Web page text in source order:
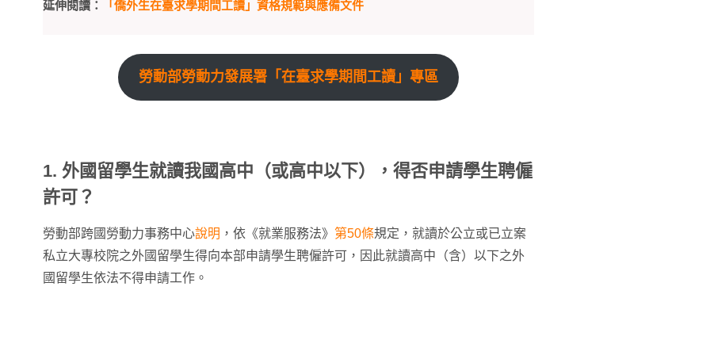
延伸閱讀： 「僑外生在臺求學期間工讀」資格規範與應備文件
勞動部勞動力發展署「在臺求學期間工讀」專區
1. 外國留學生就讀我國高中（或高中以下），得否申請學生聘僱
許可？
勞動部跨國勞動力事務中心說明 ，依《就業服務法》 第50條規定，就讀於公立或已立案
私立大專校院之外國留學生得向本部申請學生聘僱許可，因此就讀高中（含）以下之外
國留學生依法不得申請工作。